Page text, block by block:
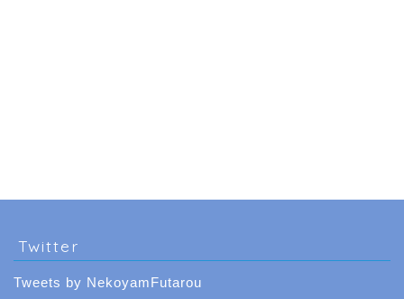
Twitter
Tweets by NekoyamFutarou